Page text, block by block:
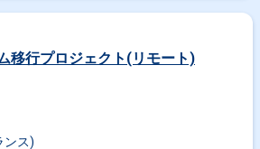
移行プロジェクト(リモート)
ンス)